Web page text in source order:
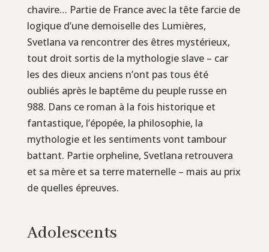
chavire… Partie de France avec la tête farcie de
logique d’une demoiselle des Lumières,
Svetlana va rencontrer des êtres mystérieux,
tout droit sortis de la mythologie slave – car
les des dieux anciens n’ont pas tous été
oubliés après le baptême du peuple russe en
988. Dans ce roman à la fois historique et
fantastique, l’épopée, la philosophie, la
mythologie et les sentiments vont tambour
battant. Partie orpheline, Svetlana retrouvera
et sa mère et sa terre maternelle – mais au prix
de quelles épreuves.
Adolescents